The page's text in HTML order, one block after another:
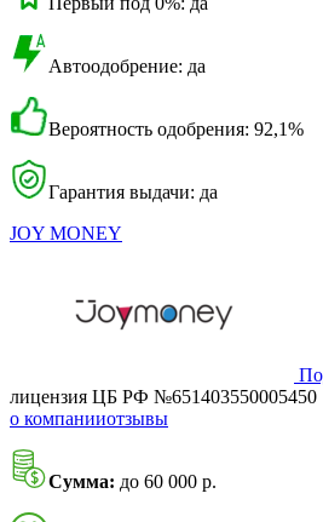
Автоодобрение: да
Вероятность одобрения: 92,1%
Гарантия выдачи: да
JOY MONEY
лицензия ЦБ РФ №651403550005450
о компанииотзывы
Сумма: до 60 000 р.